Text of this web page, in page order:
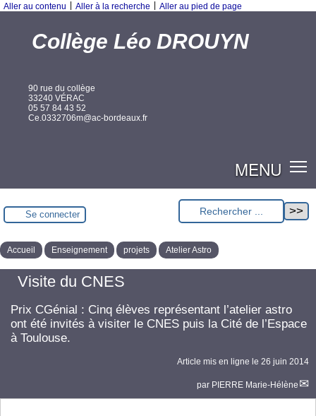
Aller au contenu Aller à la recherche Aller au pied de page
Collège Léo DROUYN
90 rue du collège
33240 VÉRAC
05 57 84 43 52
Ce.0332706m@ac-bordeaux.fr
MENU
Se connecter
Accueil Enseignement projets Atelier Astro
Visite du CNES
Prix CGénial : Cinq élèves représentant l’atelier astro
ont été invités à visiter le CNES puis la Cité de l’Espace
à Toulouse.
Article mis en ligne le 26 juin 2014
par PIERRE Marie-Hélène